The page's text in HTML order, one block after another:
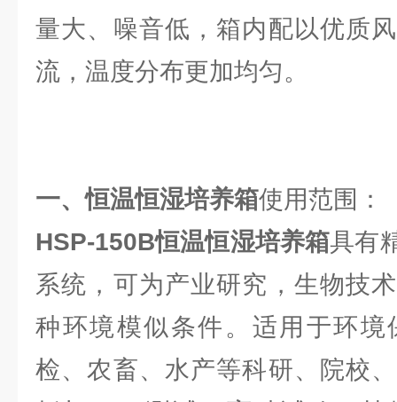
量大、噪音低，箱内配以优质
流，温度分布更加均匀。
一、恒温恒湿培养箱使用范围：
HSP-150B恒温恒湿培养箱具有
系统，可为产业研究，生物技
种环境模似条件。适用于环境
检、农畜、水产等科研、院校